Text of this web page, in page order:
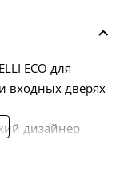
ECO для
входных дверях
дизайнер